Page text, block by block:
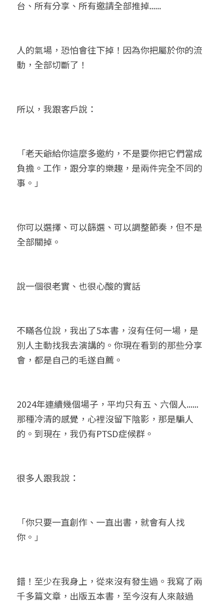
台、所有分享、所有邀請全部推掉......
人的氣場，恐怕會往下掉！因為你把屬於你的流
動，全部切斷了！
所以，我跟客戶說：
「老天爺給你這麼多邀約，不是要你把它們當成
負擔。工作，跟分享的樂趣，是兩件完全不同的
事。」
你可以選擇、可以篩選、可以調整節奏，但不是
全部關掉。
說一個很老實、也很心酸的實話
不瞞各位說，我出了5本書，沒有任何一場，是
別人主動找我去演講的。你現在看到的那些分享
會，都是自己的毛遂自薦。
2024年連續幾個場子，平均只有五、六個人......
那種冷清的感覺，心裡沒留下陰影，那是騙人
的。到現在，我仍有PTSD症候群。
很多人跟我說：
「你只要一直創作、一直出書，就會有人找
你。」
錯！至少在我身上，從來沒有發生過。我寫了兩
千多篇文章，出版五本書，至今沒有人來敲過